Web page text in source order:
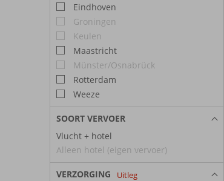
Eindhoven
Groningen
Keulen
Maastricht
Münster/Osnabrück
Rotterdam
Weeze
SOORT VERVOER
Vlucht + hotel
Alleen hotel (eigen vervoer)
VERZORGING Uitleg